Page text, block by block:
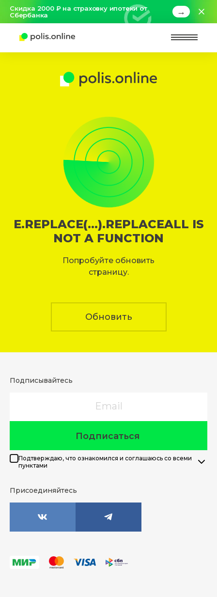
Скидка 2000 ₽ на страховку ипотеки от
Сбербанка
→
E.REPLACE(...).REPLACEALL IS
NOT A FUNCTION
Попробуйте обновить
страницу.
Обновить
Подписывайтесь
Подписаться
Подтверждаю, что ознакомился и соглашаюсь со всеми
пунктами
Присоединяйтесь